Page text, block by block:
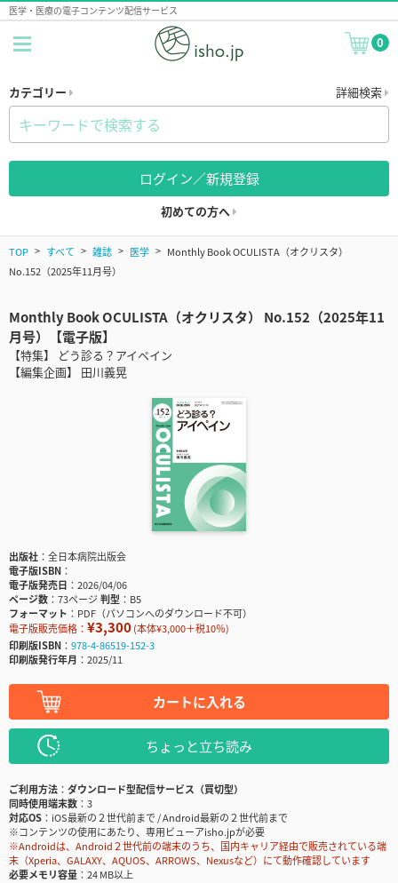
医学・医療の電子コンテンツ配信サービス
0
カテゴリー 詳細検索
ログイン／新規登録
初めての方へ
TOP すべて 雑誌 医学
Monthly Book OCULISTA（オクリスタ）
No.152（2025年11月号）
Monthly Book OCULISTA（オクリスタ） No.152（2025年11
月号）【電子版】
【特集】 どう診る？アイペイン
【編集企画】 田川義晃
出版社
全日本病院出版会
電子版ISBN
電子版発売日
2026/04/06
ページ数
73ページ判型
B5
フォーマット
PDF（パソコンへのダウンロード不可）
電子版販売価格： ¥3,300(本体¥3,000＋税10％)
印刷版ISBN
978-4-86519-152-3
印刷版発行年月
2025/11
カートに入れる
ちょっと立ち読み
ご利用方法
ダウンロード型配信サービス（買切型）
同時使用端末数
3
対応OS
iOS最新の２世代前まで / Android最新の２世代前まで
※コンテンツの使用にあたり、専用ビューアisho.jpが必要
※Androidは、Android２世代前の端末のうち、国内キャリア経由で販売されている端
末（Xperia、GALAXY、AQUOS、ARROWS、Nexusなど）にて動作確認しています
必要メモリ容量
24 MB以上